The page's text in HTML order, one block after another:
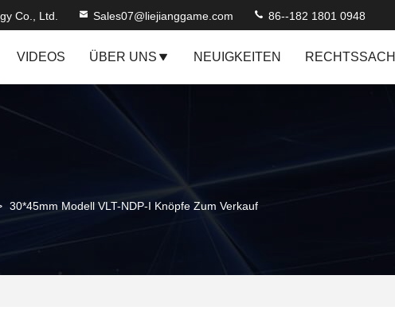
Co., Ltd. Sales07@liejianggame.com 86--182 1801 0948
VIDEOS ÜBER UNS NEUIGKEITEN
30*45mm Modell VLT-NDP-I Knöpfe Zum Verkauf